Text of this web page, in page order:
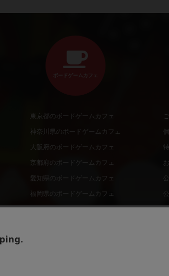
ボードゲームカフェ
東京都のボードゲームカフェ
神奈川県のボードゲームカフェ
大阪府のボードゲームカフェ
京都府のボードゲームカフェ
愛知県のボードゲームカフェ
福岡県のボードゲームカフェ
北海道のボードゲームカフェ